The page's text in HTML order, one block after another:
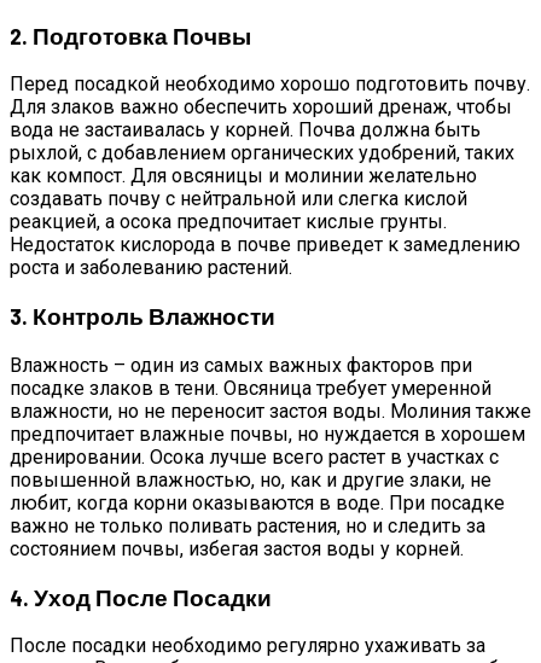
2. Подготовка Почвы
Перед посадкой необходимо хорошо подготовить почву.
Для злаков важно обеспечить хороший дренаж, чтобы
вода не застаивалась у корней. Почва должна быть
рыхлой, с добавлением органических удобрений, таких
как компост. Для овсяницы и молинии желательно
создавать почву с нейтральной или слегка кислой
реакцией, а осока предпочитает кислые грунты.
Недостаток кислорода в почве приведет к замедлению
роста и заболеванию растений.
3. Контроль Влажности
Влажность – один из самых важных факторов при
посадке злаков в тени. Овсяница требует умеренной
влажности, но не переносит застоя воды. Молиния также
предпочитает влажные почвы, но нуждается в хорошем
дренировании. Осока лучше всего растет в участках с
повышенной влажностью, но, как и другие злаки, не
любит, когда корни оказываются в воде. При посадке
важно не только поливать растения, но и следить за
состоянием почвы, избегая застоя воды у корней.
4. Уход После Посадки
После посадки необходимо регулярно ухаживать за